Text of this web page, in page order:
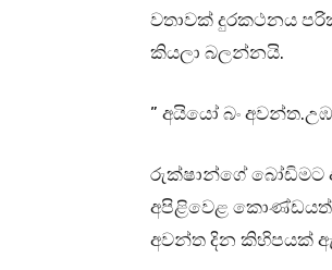
වතාවක් දුරකථනය
කියලා බලන්නයි.
” අයියෝ බං
රුක්ෂාන්ගේ බෝඩිමට
අපිළිවෙළ කොණ්ඩයත්
අවන්ත දින කිහිපයක්